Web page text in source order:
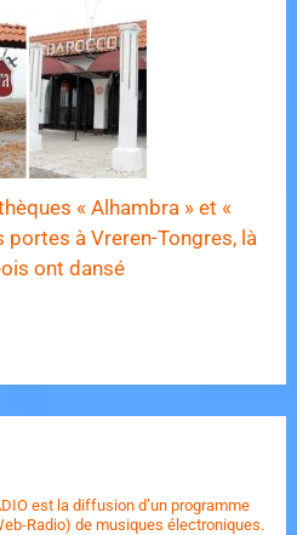
« Alhambra » et «
à Vreren-Tongres, là
ont dansé
est la diffusion d’un programme
Radio) de musiques électroniques.